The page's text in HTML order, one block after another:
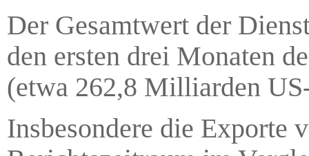
Der Gesamtwert der
den ersten drei Monaten
(etwa 262,8 Milliarden
Insbesondere die Exporte